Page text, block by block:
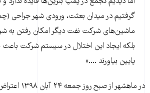
گرفتیم در میدان بعثت، ورودی شهر جراحی
ماشین‌های شرکت نفت دیگر امکان رفتن به
بلکه ایجاد این اختلال در سیستم شرکت
پایین بیاورند ....»
در ماهشهر از